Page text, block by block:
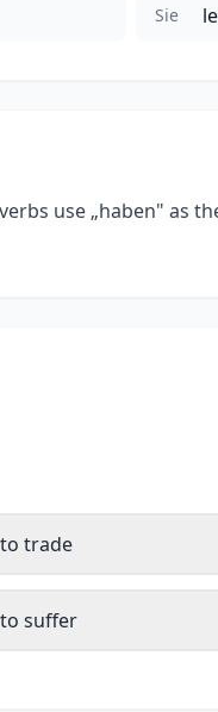
Sie
use „haben" as
to trade
to suffer